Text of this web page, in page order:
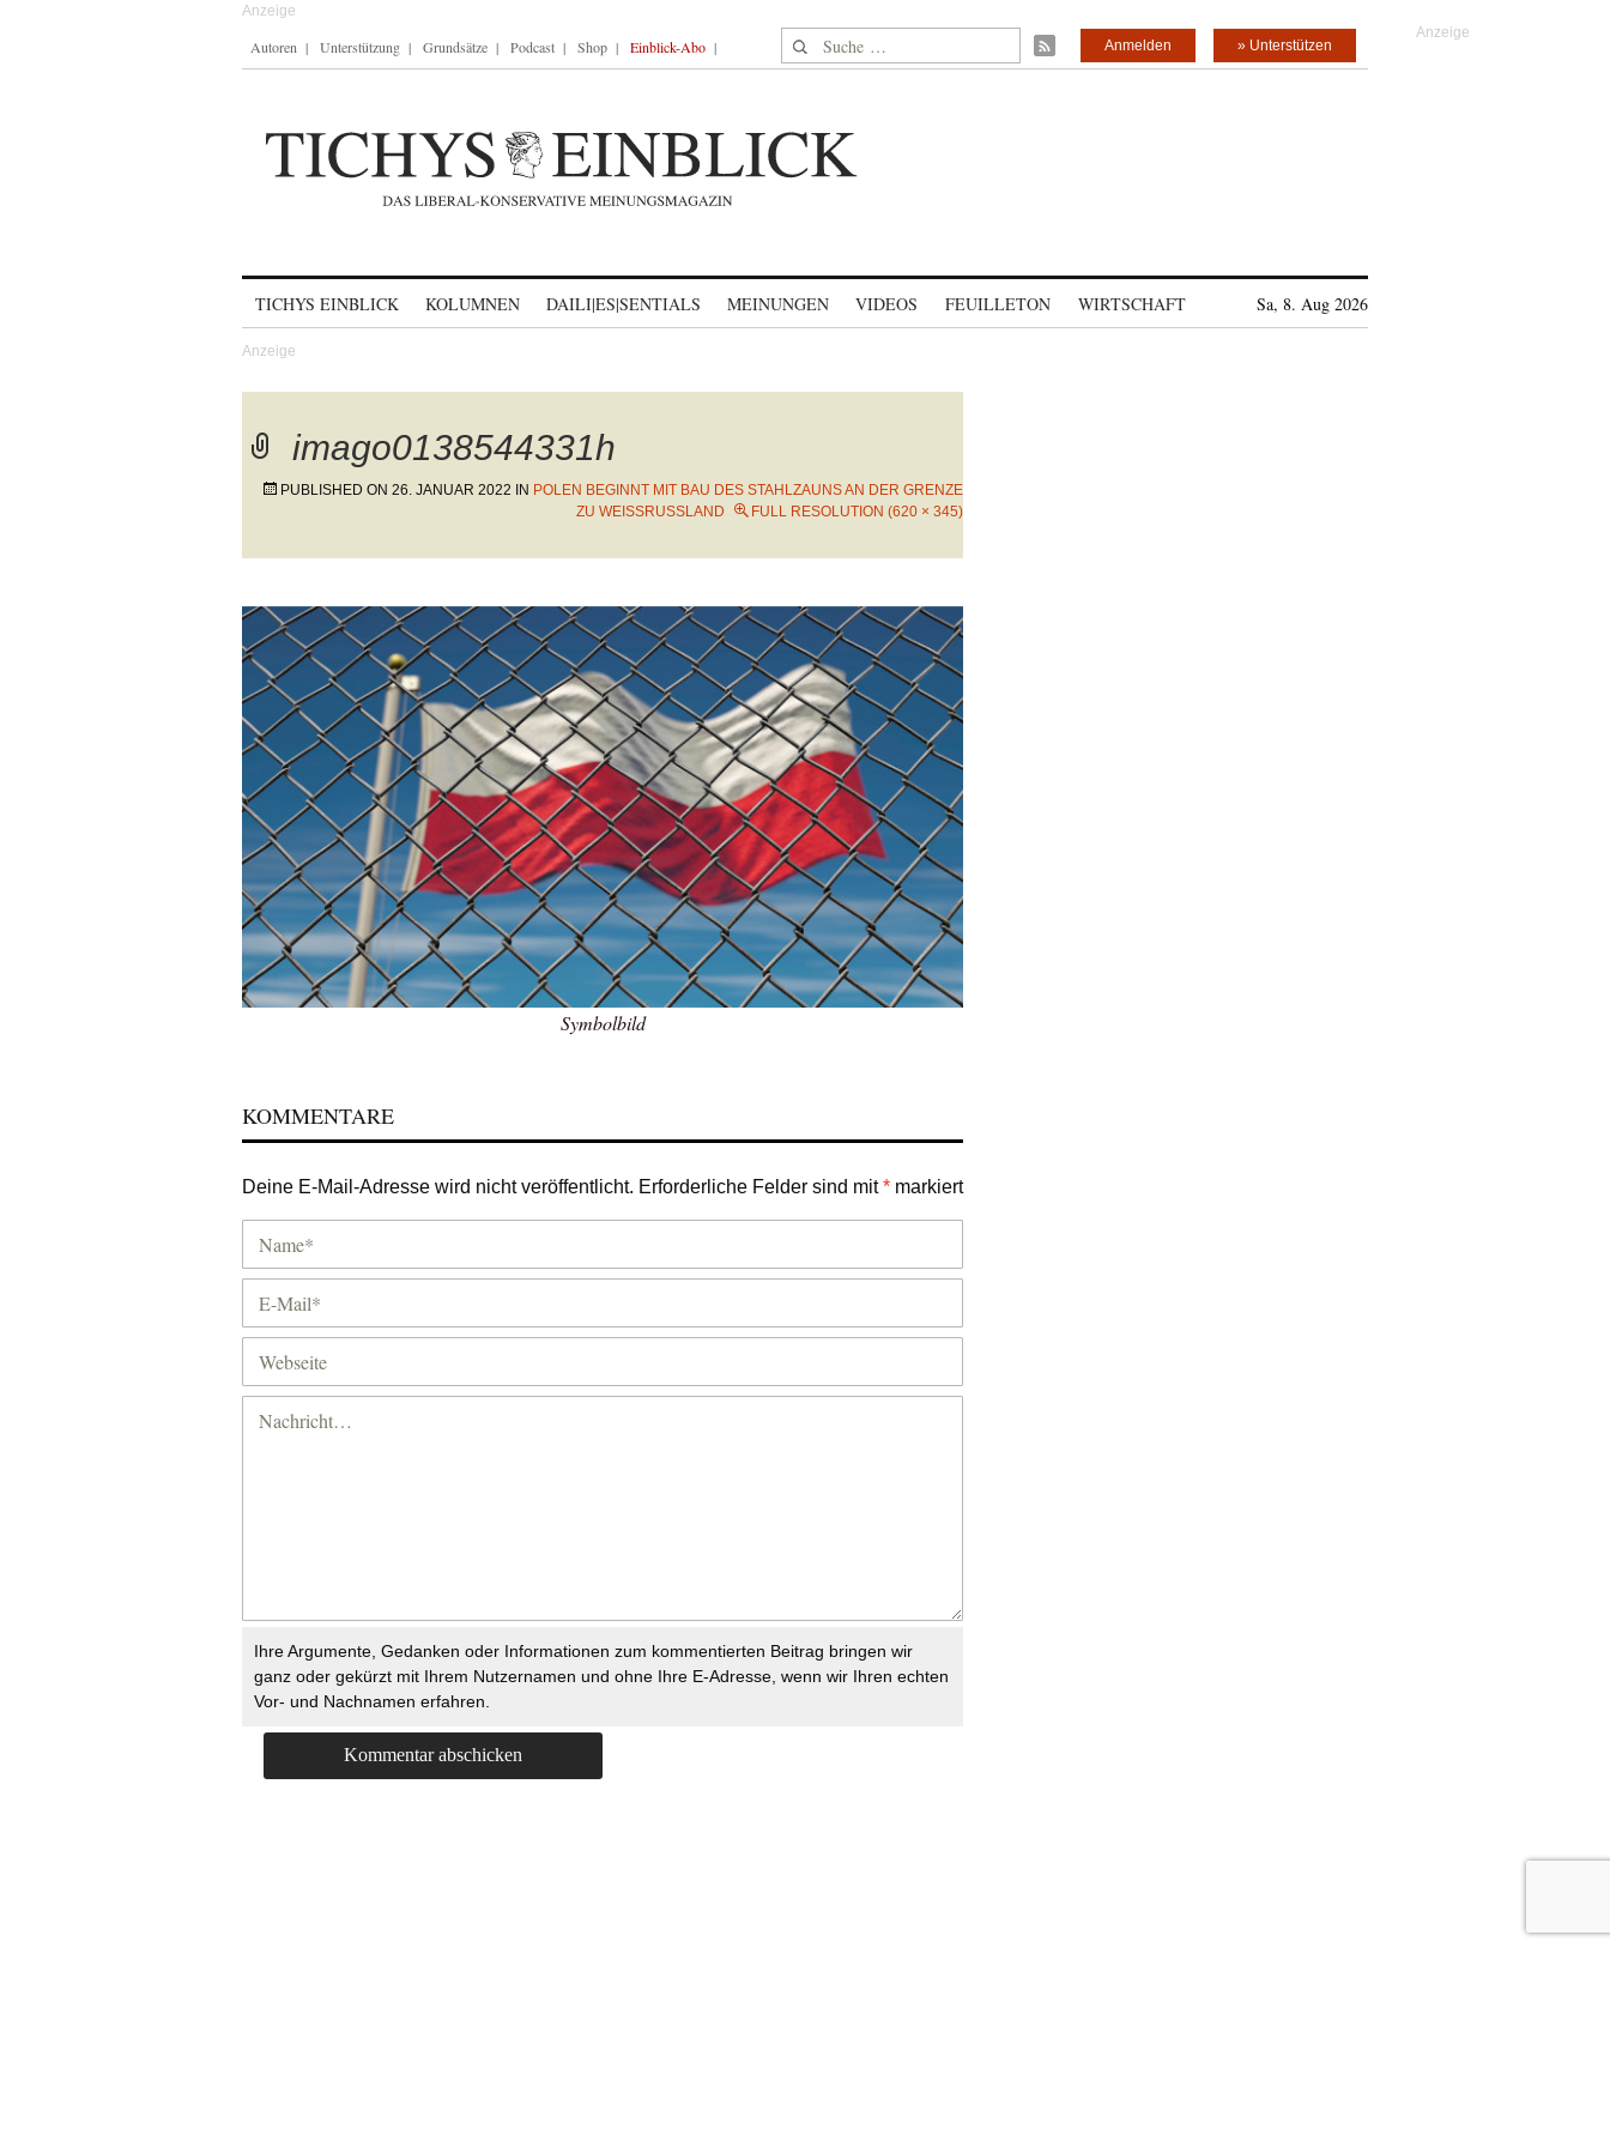
Autoren Unterstützung Grundsätze Podcast Shop Einblick-Abo Suche nach: » Unterstützen
Anmelden
TICHYS EINBLICK KOLUMNEN DAILI|ES|SENTIALS MEINUNGEN VIDEOS FEUILLETON WIRTSCHAFT Sa, 8. Aug 2026
imago0138544331h
PUBLISHED ON 26. JANUAR 2022 IN POLEN BEGINNT MIT BAU DES STAHLZAUNS AN DER GRENZE
ZU WEISSRUSSLAND
FULL RESOLUTION (620 × 345)
Symbolbild
KOMMENTARE
Deine E-Mail-Adresse wird nicht veröffentlicht. Erforderliche Felder sind mit* markiert
Ihre Argumente, Gedanken oder Informationen zum kommentierten Beitrag bringen wir
ganz oder gekürzt mit Ihrem Nutzernamen und ohne Ihre E-Adresse, wenn wir Ihren echten
Vor- und Nachnamen erfahren.